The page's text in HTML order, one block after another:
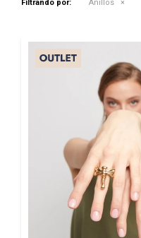
Filtrando por: Anillos